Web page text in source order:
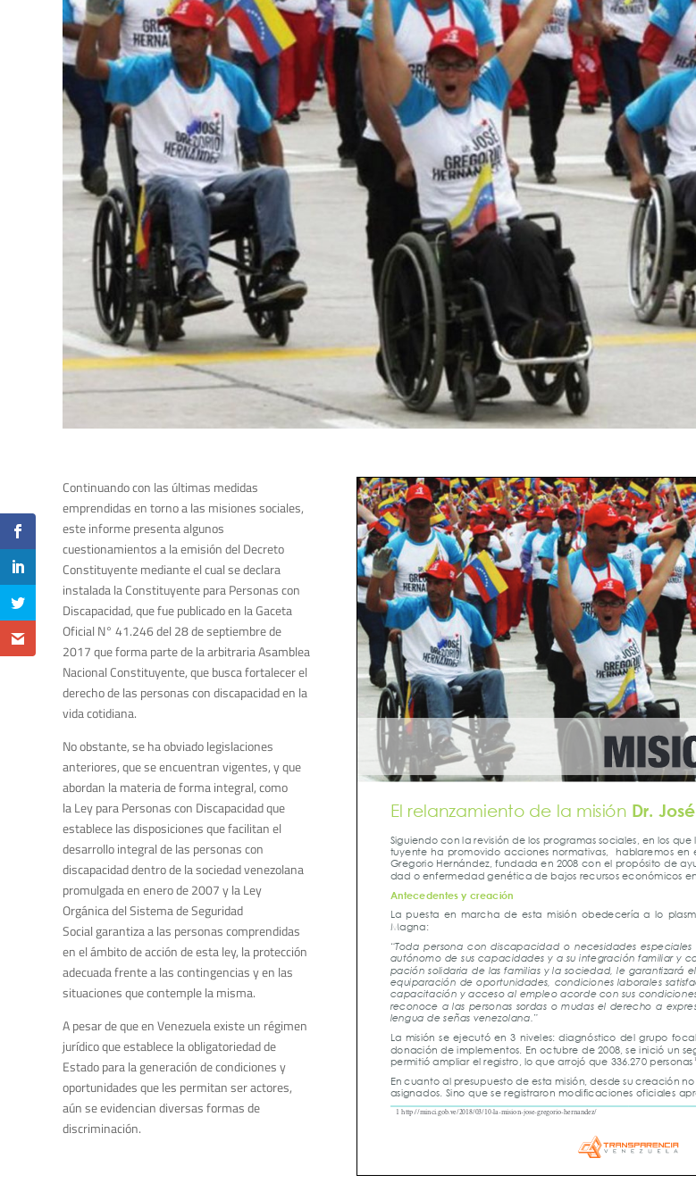
Continuando con las últimas medidas
emprendidas en torno a las misiones sociales,
este informe presenta algunos
cuestionamientos a la emisión del Decreto
Constituyente mediante el cual se declara
instalada la Constituyente para Personas con
Discapacidad, que fue publicado en la Gaceta
Oficial N° 41.246 del 28 de septiembre de
2017 que forma parte de la arbitraria Asamblea
Nacional Constituyente, que busca fortalecer el
derecho de las personas con discapacidad en la
vida cotidiana.
No obstante, se ha obviado legislaciones
anteriores, que se encuentran vigentes, y que
abordan la materia de forma integral, como
la Ley para Personas con Discapacidad que
establece las disposiciones que facilitan el
desarrollo integral de las personas con
discapacidad dentro de la sociedad venezolana
promulgada en enero de 2007 y la Ley
Orgánica del Sistema de Seguridad
Social garantiza a las personas comprendidas
en el ámbito de acción de esta ley, la protección
adecuada frente a las contingencias y en las
situaciones que contemple la misma.
A pesar de que en Venezuela existe un régimen
jurídico que establece la obligatoriedad de
Estado para la generación de condiciones y
oportunidades que les permitan ser actores,
aún se evidencian diversas formas de
discriminación.